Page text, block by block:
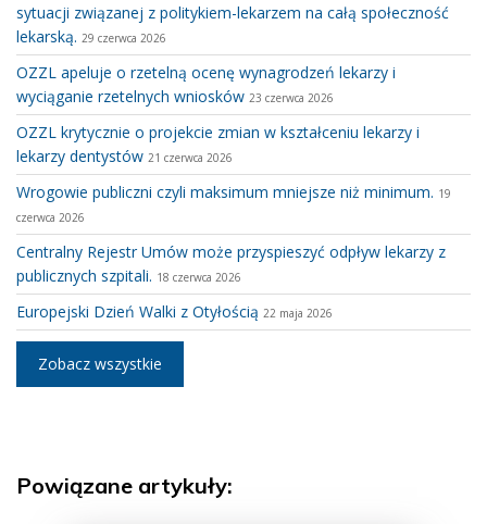
sytuacji związanej z politykiem-lekarzem na całą społeczność
lekarską. 29 czerwca 2026
OZZL apeluje o rzetelną ocenę wynagrodzeń lekarzy i
wyciąganie rzetelnych wniosków 23 czerwca 2026
OZZL krytycznie o projekcie zmian w kształceniu lekarzy i
lekarzy dentystów 21 czerwca 2026
Wrogowie publiczni czyli maksimum mniejsze niż minimum. 19
czerwca 2026
Centralny Rejestr Umów może przyspieszyć odpływ lekarzy z
publicznych szpitali. 18 czerwca 2026
Europejski Dzień Walki z Otyłością 22 maja 2026
Zobacz wszystkie
Powiązane artykuły: